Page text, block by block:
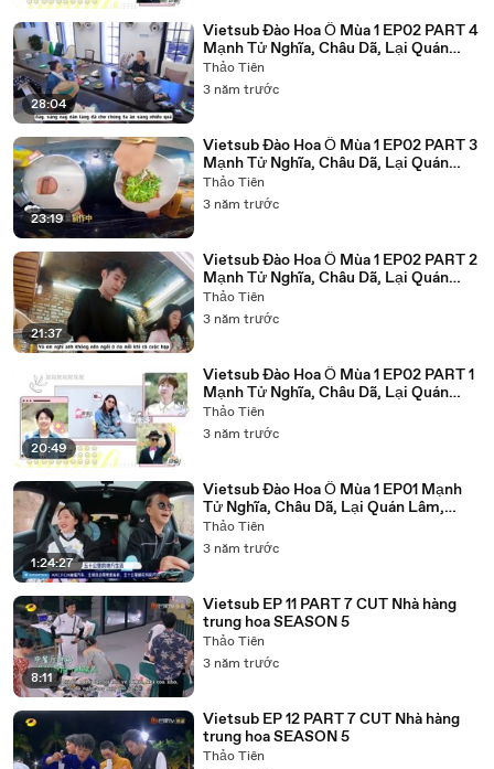
28:04
Vietsub Đào Hoa Ổ Mùa 1 EP02 PART 4
Mạnh Tử Nghĩa, Châu Dã, Lại Quán
Lâm, Trương Hàn, Bành Sở Việt, Uông
Tô Lan, Song DanDan, Châu Kiệt,
Thảo Tiên
3 năm trước
23:19
Vietsub Đào Hoa Ổ Mùa 1 EP02 PART 3
Mạnh Tử Nghĩa, Châu Dã, Lại Quán
Lâm, Trương Hàn, Bành Sở Việt, Uông
Tô Lan, Song DanDan, Châu Kiệt,
Thảo Tiên
3 năm trước
21:37
Vietsub Đào Hoa Ổ Mùa 1 EP02 PART 2
Mạnh Tử Nghĩa, Châu Dã, Lại Quán
Lâm, Trương Hàn, Bành Sở Việt, Uông
Tô Lan, Song DanDan, Châu Kiệt,
Thảo Tiên
3 năm trước
20:49
Vietsub Đào Hoa Ổ Mùa 1 EP02 PART 1
Mạnh Tử Nghĩa, Châu Dã, Lại Quán
Lâm, Trương Hàn, Bành Sở Việt, Uông
Tô Lan, Song DanDan, Châu Kiệt,
Thảo Tiên
3 năm trước
1:24:27
Vietsub Đào Hoa Ổ Mùa 1 EP01 Mạnh
Tử Nghĩa, Châu Dã, Lại Quán Lâm,
Trương Hàn, Bành Sở Việt, Uông Tô
Lan, Song DanDan, Châu Kiệt, Quách
Thảo Tiên
3 năm trước
8:11
Vietsub EP 11 PART 7 CUT Nhà hàng
trung hoa SEASON 5
Thảo Tiên
3 năm trước
Vietsub EP 12 PART 7 CUT Nhà hàng
trung hoa SEASON 5
Thảo Tiên